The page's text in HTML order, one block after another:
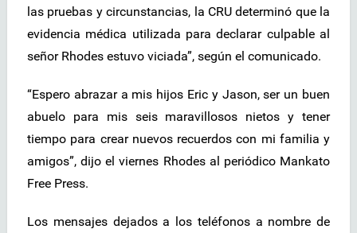
las pruebas y circunstancias, la CRU determinó que la
evidencia médica utilizada para declarar culpable al
señor Rhodes estuvo viciada”, según el comunicado.
“Espero abrazar a mis hijos Eric y Jason, ser un buen
abuelo para mis seis maravillosos nietos y tener
tiempo para crear nuevos recuerdos con mi familia y
amigos”, dijo el viernes Rhodes al periódico Mankato
Free Press.
Los mensajes dejados a los teléfonos a nombre de